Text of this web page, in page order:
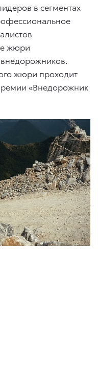
в сегментах
жюри
жюри проходит
«Внедорожник